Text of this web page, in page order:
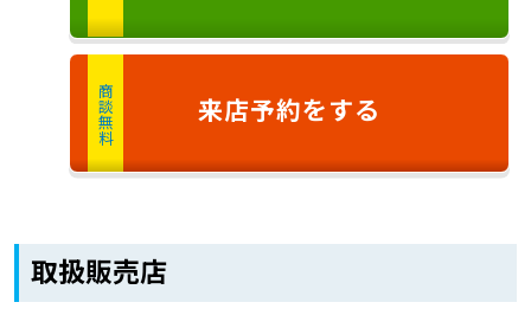
商談無料 来店予約をする
取扱販売店